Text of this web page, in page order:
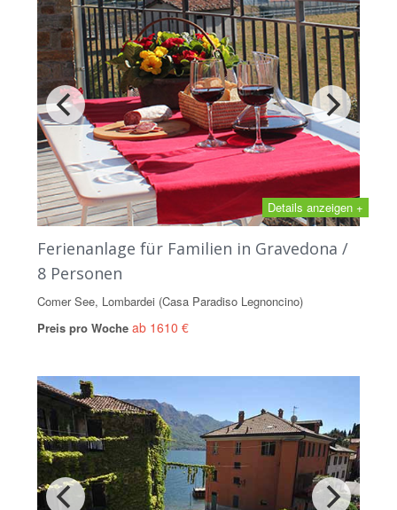
Details anzeigen +
Ferienanlage für Familien in Gravedona /
8 Personen
Comer See, Lombardei (Casa Paradiso Legnoncino)
Preis pro Woche ab 1610 €